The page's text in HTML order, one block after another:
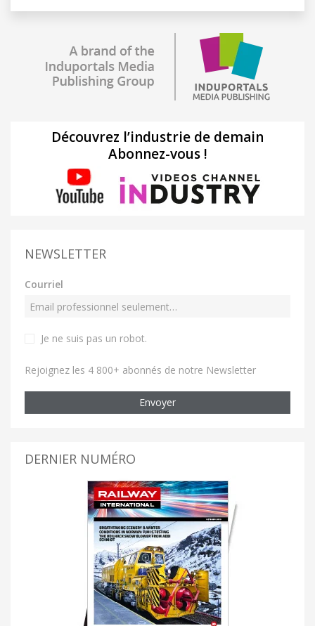
Découvrez l’industrie de demain
Abonnez-vous !
NEWSLETTER
Courriel
Je ne suis pas un robot.
Rejoignez les 4 800+ abonnés de notre Newsletter
Envoyer
DERNIER NUMÉRO